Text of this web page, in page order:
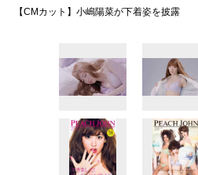
【CMカット】小嶋陽菜が下着姿を披露